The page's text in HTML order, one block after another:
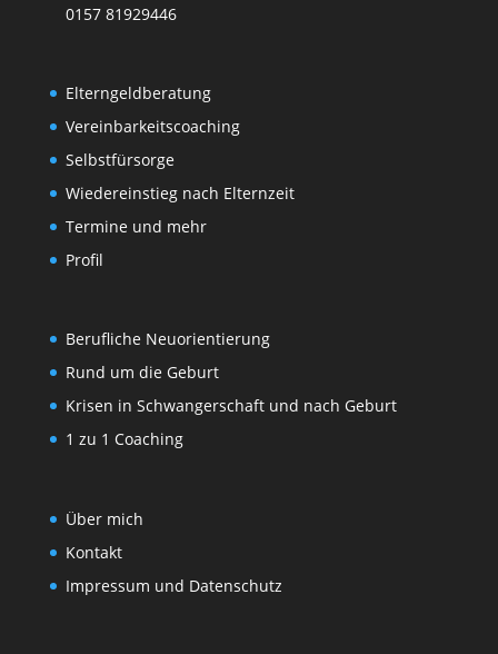
0157 81929446
Elterngeldberatung
Vereinbarkeitscoaching
Selbstfürsorge
Wiedereinstieg nach Elternzeit
Termine und mehr
Profil
Berufliche Neuorientierung
Rund um die Geburt
Krisen in Schwangerschaft und nach Geburt
1 zu 1 Coaching
Über mich
Kontakt
Impressum und Datenschutz